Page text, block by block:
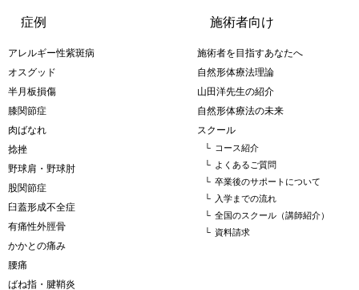
症例
アレルギー性紫斑病
オスグッド
半月板損傷
膝関節症
肉ばなれ
捻挫
野球肩・野球肘
股関節症
臼蓋形成不全症
有痛性外脛骨
かかとの痛み
腰痛
ばね指・腱鞘炎
施術者向け
施術者を目指すあなたへ
自然形体療法理論
山田洋先生の紹介
自然形体療法の未来
スクール
└ コース紹介
└ よくあるご質問
└ 卒業後のサポートについて
└ 入学までの流れ
└ 全国のスクール（講師紹介）
└ 資料請求